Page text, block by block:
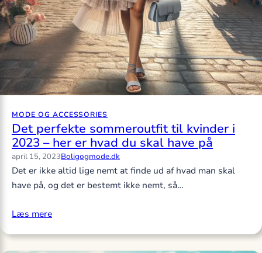
MODE OG ACCESSORIES
Det perfekte sommeroutfit til kvinder i
2023 – her er hvad du skal have på
april 15, 2023Boligogmode.dk
Det er ikke altid lige nemt at finde ud af hvad man skal
have på, og det er bestemt ikke nemt, så…
Læs mere